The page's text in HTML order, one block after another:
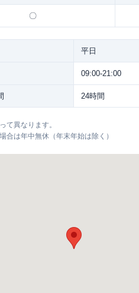
〇
平日
09:00-21:00
24時間
て異なります。
合は年中無休（年末年始は除く）